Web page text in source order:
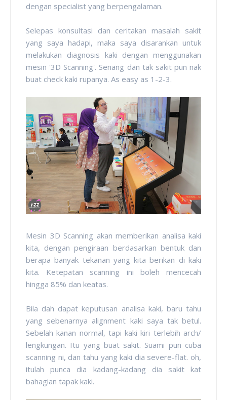
dengan specialist yang berpengalaman.
Selepas konsultasi dan ceritakan masalah sakit
yang saya hadapi, maka saya disarankan untuk
melakukan diagnosis kaki dengan menggunakan
mesin '3D Scanning'. Senang dan tak sakit pun nak
buat check kaki rupanya. As easy as 1-2-3.
Mesin 3D Scanning akan memberikan analisa kaki
kita, dengan pengiraan berdasarkan bentuk dan
berapa banyak tekanan yang kita berikan di kaki
kita. Ketepatan scanning ini boleh mencecah
hingga 85% dan keatas.
Bila dah dapat keputusan analisa kaki, baru tahu
yang sebenarnya alignment kaki saya tak betul.
Sebelah kanan normal, tapi kaki kiri terlebih arch/
lengkungan. Itu yang buat sakit. Suami pun cuba
scanning ni, dan tahu yang kaki dia severe-flat. oh,
itulah punca dia kadang-kadang dia sakit kat
bahagian tapak kaki.